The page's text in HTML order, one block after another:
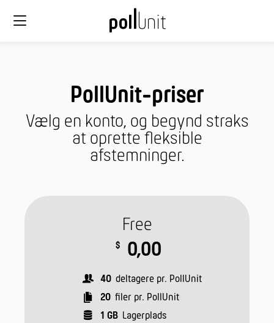
PollUnit-priser
Vælg en konto, og begynd straks
at oprette fleksible
afstemninger.
Free
$ 0,00
40 deltagere pr. PollUnit
20 filer pr. PollUnit
1 GB Lagerplads